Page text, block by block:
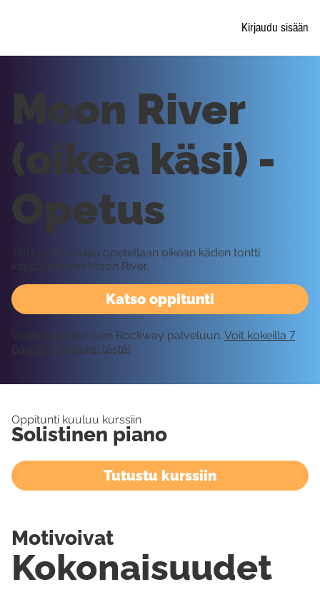
Kirjaudu sisään
Katso oppitunti
Moon River
(oikea käsi) -
Opetus
Tällä oppitunnilla opetellaan oikean käden tontti
kappaleeseen Moon River.
Vaatii kirjautumisen Rockway palveluun. Voit kokeilla 7
päivää ilmaiseksi tästä!
Oppitunti kuuluu kurssiin
Solistinen piano
Tutustu kurssiin
Kokonaisuudet
Motivoivat